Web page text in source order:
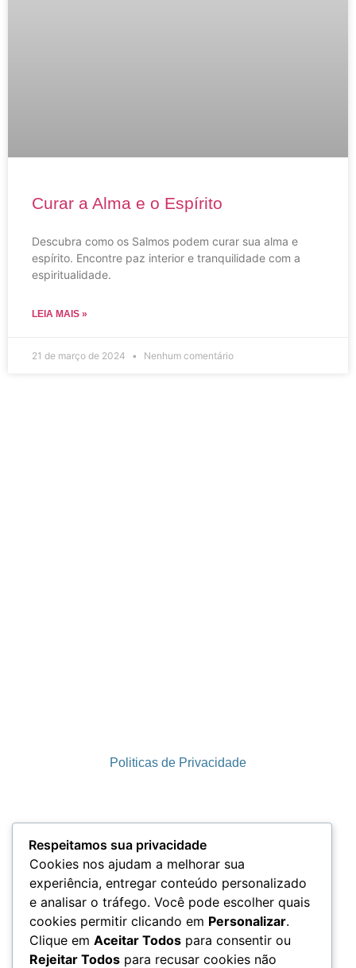
Curar a Alma e o Espírito
Descubra como os Salmos podem curar sua alma e
espírito. Encontre paz interior e tranquilidade com a
espiritualidade.
LEIA MAIS »
21 de março de 2024 Nenhum comentário
Politicas de Privacidade
Termos e Condições
LGPD
Respeitamos sua privacidade
Cookies nos ajudam a melhorar sua
experiência, entregar conteúdo personalizado
e analisar o tráfego. Você pode escolher quais
cookies permitir clicando em Personalizar.
Clique em Aceitar Todos para consentir ou
Rejeitar Todos para recusar cookies não